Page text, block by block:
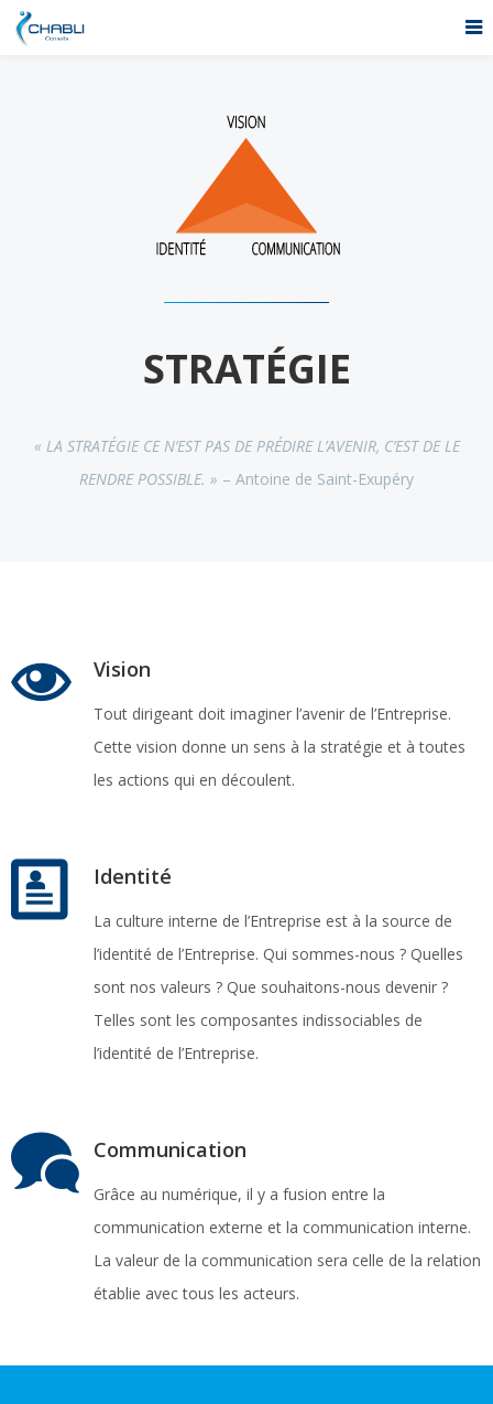
STRATÉGIE
« LA STRATÉGIE CE N’EST PAS DE PRÉDIRE L’AVENIR, C’EST DE LE
RENDRE POSSIBLE. » – Antoine de Saint-Exupéry
Vision
Tout dirigeant doit imaginer l’avenir de l’Entreprise.
Cette vision donne un sens à la stratégie et à toutes
les actions qui en découlent.
Identité
La culture interne de l’Entreprise est à la source de
l’identité de l’Entreprise. Qui sommes-nous ? Quelles
sont nos valeurs ? Que souhaitons-nous devenir ?
Telles sont les composantes indissociables de
l’identité de l’Entreprise.
Communication
Grâce au numérique, il y a fusion entre la
communication externe et la communication interne.
La valeur de la communication sera celle de la relation
établie avec tous les acteurs.